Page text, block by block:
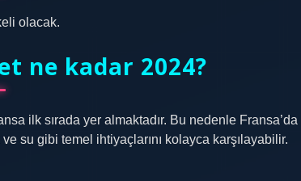
olacak.
ne kadar 2024?
ilk sırada yer almaktadır. Bu nedenle Fransa’da
su gibi temel ihtiyaçlarını kolayca karşılayabilir.